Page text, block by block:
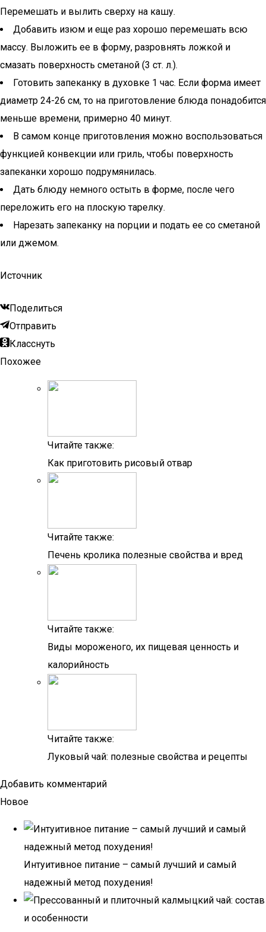
Перемешать и вылить сверху на кашу.
Добавить изюм и еще раз хорошо перемешать всю
массу. Выложить ее в форму, разровнять ложкой и
смазать поверхность сметаной (3 ст. л.).
Готовить запеканку в духовке 1 час. Если форма имеет
диаметр 24-26 см, то на приготовление блюда понадобится
меньше времени, примерно 40 минут.
В самом конце приготовления можно воспользоваться
функцией конвекции или гриль, чтобы поверхность
запеканки хорошо подрумянилась.
Дать блюду немного остыть в форме, после чего
переложить его на плоскую тарелку.
Нарезать запеканку на порции и подать ее со сметаной
или джемом.
Источник
Поделиться
Отправить
Класснуть
Похожее
Читайте также:
Как приготовить рисовый отвар
Читайте также:
Печень кролика полезные свойства и вред
Читайте также:
Виды мороженого, их пищевая ценность и
калорийность
Читайте также:
Луковый чай: полезные свойства и рецепты
Добавить комментарий
Новое
Интуитивное питание – самый лучший и самый
надежный метод похудения!